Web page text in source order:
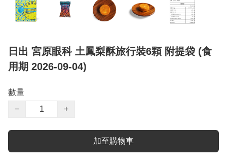
日出 宮原眼科 土鳳梨酥旅行裝6顆 附提袋 (食
用期 2026-09-04)
數量
−
+
加至購物車